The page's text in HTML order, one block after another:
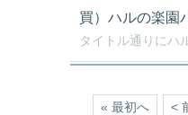
買）ハルの楽園
タイトル通りにハ
« 最初へ <